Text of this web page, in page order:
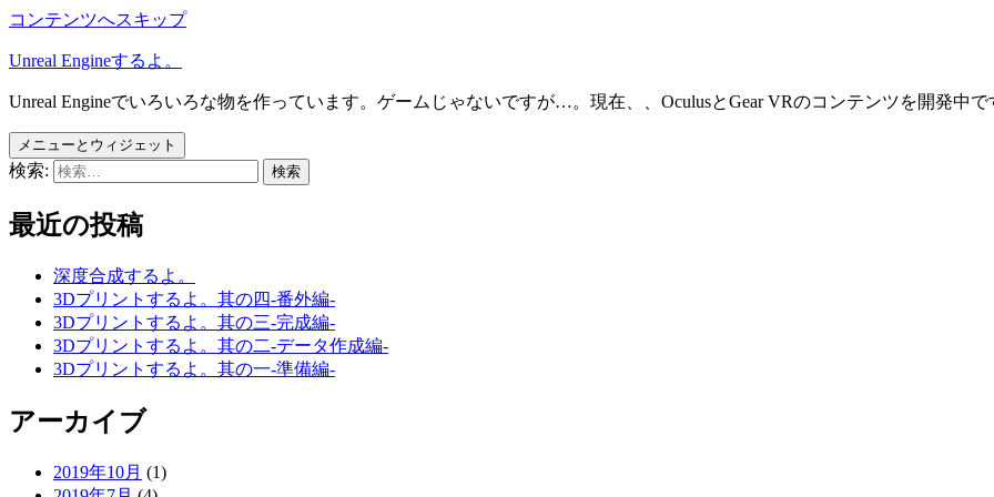
コンテンツへスキップ
Unreal Engineするよ。
Unreal Engineでいろいろな物を作っています。ゲームじゃないですが…。現在、、OculusとGear VRのコンテンツを開発中で
メニューとウィジェット
検索:
最近の投稿
深度合成するよ。
3Dプリントするよ。其の四-番外編-
3Dプリントするよ。其の三-完成編-
3Dプリントするよ。其の二-データ作成編-
3Dプリントするよ。其の一-準備編-
アーカイブ
2019年10月 (1)